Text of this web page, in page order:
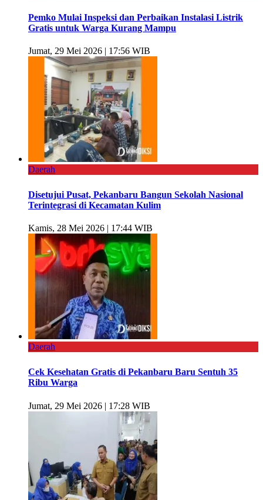
Pemko Mulai Inspeksi dan Perbaikan Instalasi Listrik
Gratis untuk Warga Kurang Mampu
Jumat, 29 Mei 2026 | 17:56 WIB
Daerah
Disetujui Pusat, Pekanbaru Bangun Sekolah Nasional
Terintegrasi di Kecamatan Kulim
Kamis, 28 Mei 2026 | 17:44 WIB
Daerah
Cek Kesehatan Gratis di Pekanbaru Baru Sentuh 35
Ribu Warga
Jumat, 29 Mei 2026 | 17:28 WIB